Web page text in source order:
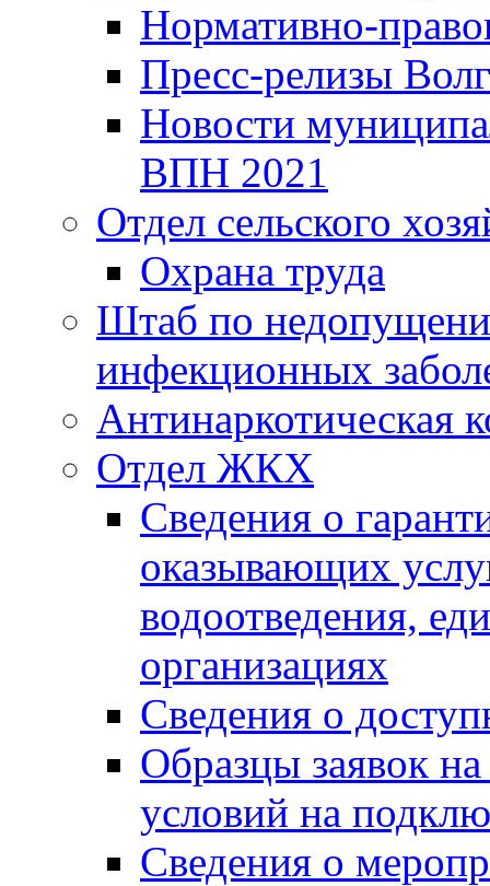
Нормативно-
Пресс-релизы
Новости
ВПН 2021
Отдел сельского
Охрана труда
Штаб по
инфекционных
Антинаркотическая
Отдел ЖКХ
Сведения о
оказывающих
водоотведения,
организациях
Сведения о
Образцы заявок
условий на
Сведения о